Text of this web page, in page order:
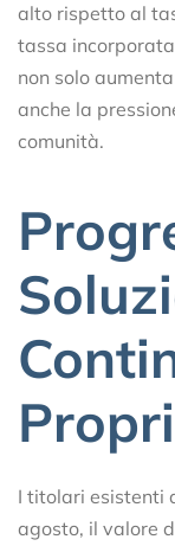
alto rispetto al
tassa
non solo
anche la
comunità.
I titolari esistenti
agosto, il valore